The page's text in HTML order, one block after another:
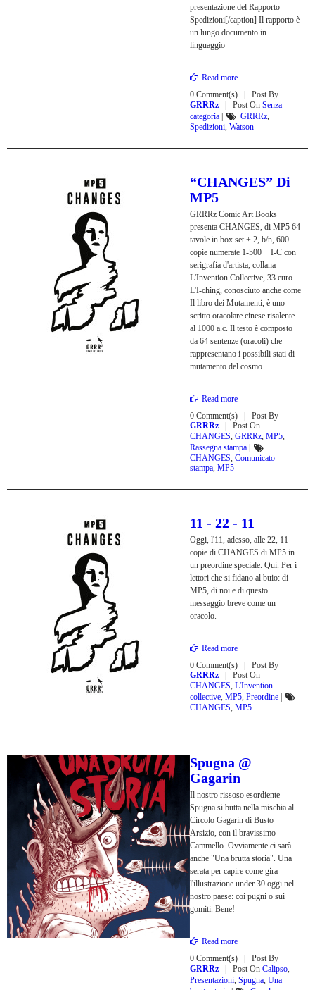
presentazione del Rapporto
Spedizioni[/caption] Il rapporto è
un lungo documento in
linguaggio
Read more
0 Comment(s)
Post By
GRRRz
Post On Senza
categoria
GRRRz,
Spedizioni, Watson
“CHANGES” Di
MP5
GRRRz Comic Art Books
presenta CHANGES, di MP5 64
tavole in box set + 2, b/n, 600
copie numerate 1-500 + I-C con
serigrafia d'artista, collana
L'Invention Collective, 33 euro
L'I-ching, conosciuto anche come
Il libro dei Mutamenti, è uno
scritto oracolare cinese risalente
al 1000 a.c. Il testo è composto
da 64 sentenze (oracoli) che
rappresentano i possibili stati di
mutamento del cosmo
Read more
0 Comment(s)
Post By
GRRRz
Post On
CHANGES, GRRRz, MP5,
Rassegna stampa
CHANGES, Comunicato
stampa, MP5
11 - 22 - 11
Oggi, l'11, adesso, alle 22, 11
copie di CHANGES di MP5 in
un preordine speciale. Qui. Per i
lettori che si fidano al buio: di
MP5, di noi e di questo
messaggio breve come un
oracolo.
Read more
0 Comment(s)
Post By
GRRRz
Post On
CHANGES, L'Invention
collective, MP5, Preordine
CHANGES, MP5
Spugna @
Gagarin
Il nostro rissoso esordiente
Spugna si butta nella mischia al
Circolo Gagarin di Busto
Arsizio, con il bravissimo
Cammello. Ovviamente ci sarà
anche "Una brutta storia". Una
serata per capire come gira
l'illustrazione under 30 oggi nel
nostro paese: coi pugni o sui
gomiti. Bene!
Read more
0 Comment(s)
Post By
GRRRz
Post On Calipso,
Presentazioni, Spugna, Una